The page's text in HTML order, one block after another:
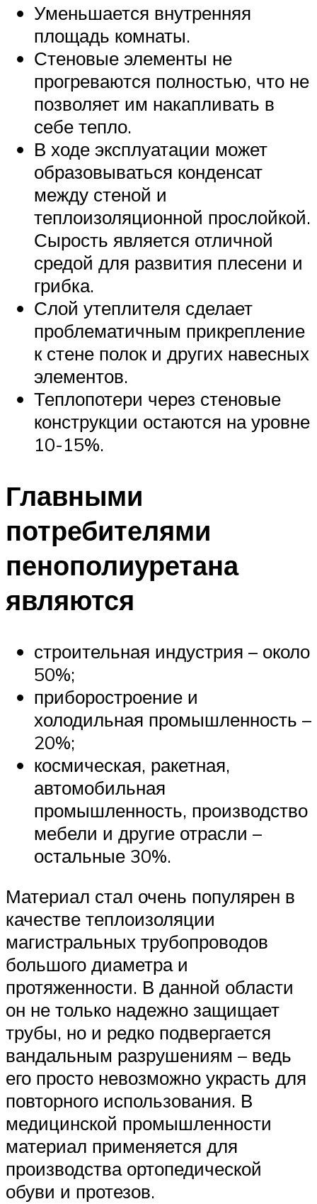
Уменьшается внутренняя
площадь комнаты.
Стеновые элементы не
прогреваются полностью, что не
позволяет им накапливать в
себе тепло.
В ходе эксплуатации может
образовываться конденсат
между стеной и
теплоизоляционной прослойкой.
Сырость является отличной
средой для развития плесени и
грибка.
Слой утеплителя сделает
проблематичным прикрепление
к стене полок и других навесных
элементов.
Теплопотери через стеновые
конструкции остаются на уровне
10-15%.
Главными
потребителями
пенополиуретана
являются
строительная индустрия – около
50%;
приборостроение и
холодильная промышленность –
20%;
космическая, ракетная,
автомобильная
промышленность, производство
мебели и другие отрасли –
остальные 30%.
Материал стал очень популярен в
качестве теплоизоляции
магистральных трубопроводов
большого диаметра и
протяженности. В данной области
он не только надежно защищает
трубы, но и редко подвергается
вандальным разрушениям – ведь
его просто невозможно украсть для
повторного использования. В
медицинской промышленности
материал применяется для
производства ортопедической
обуви и протезов.